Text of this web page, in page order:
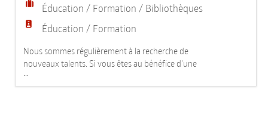
votre
CV
Connexion
Langue
Éducation / Formation / Bibliothèques
Éducation / Formation
Nous sommes régulièrement à la recherche de
nouveaux talents. Si vous êtes au bénéfice d'une
des formations suivantes : - Educateur social (ES,
HES) - Animateur socioculturel (HES) - Educateur de
...